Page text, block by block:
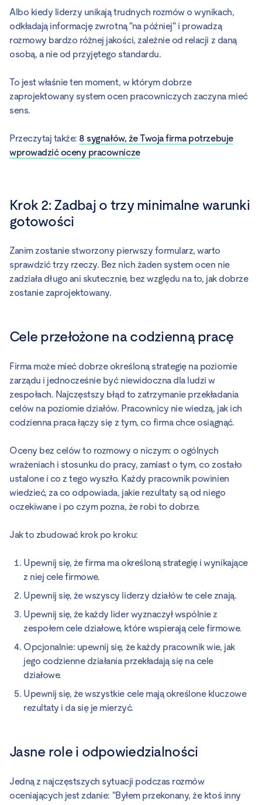
Albo kiedy liderzy unikają trudnych rozmów o wynikach,
odkładają informację zwrotną "na później" i prowadzą
rozmowy bardzo różnej jakości, zależnie od relacji z daną
osobą, a nie od przyjętego standardu.
To jest właśnie ten moment, w którym dobrze
zaprojektowany system ocen pracowniczych zaczyna mieć
sens.
Przeczytaj także: 8 sygnałów, że Twoja firma potrzebuje
wprowadzić oceny pracownicze
Krok 2: Zadbaj o trzy minimalne warunki
gotowości
Zanim zostanie stworzony pierwszy formularz, warto
sprawdzić trzy rzeczy. Bez nich żaden system ocen nie
zadziała długo ani skutecznie, bez względu na to, jak dobrze
zostanie zaprojektowany.
Cele przełożone na codzienną pracę
Firma może mieć dobrze określoną strategię na poziomie
zarządu i jednocześnie być niewidoczna dla ludzi w
zespołach. Najczęstszy błąd to zatrzymanie przekładania
celów na poziomie działów. Pracownicy nie wiedzą, jak ich
codzienna praca łączy się z tym, co firma chce osiągnąć.
Oceny bez celów to rozmowy o niczym: o ogólnych
wrażeniach i stosunku do pracy, zamiast o tym, co zostało
ustalone i co z tego wyszło. Każdy pracownik powinien
wiedzieć, za co odpowiada, jakie rezultaty są od niego
oczekiwane i po czym pozna, że robi to dobrze.
Jak to zbudować krok po kroku:
Upewnij się, że firma ma określoną strategię i wynikające
z niej cele firmowe.
Upewnij się, że wszyscy liderzy działów te cele znają.
Upewnij się, że każdy lider wyznaczył wspólnie z
zespołem cele działowe, które wspierają cele firmowe.
Opcjonalnie: upewnij się, że każdy pracownik wie, jak
jego codzienne działania przekładają się na cele
działowe.
Upewnij się, że wszystkie cele mają określone kluczowe
rezultaty i da się je mierzyć.
Jasne role i odpowiedzialności
Jedną z najczęstszych sytuacji podczas rozmów
oceniających jest zdanie: "Byłem przekonany, że ktoś inny